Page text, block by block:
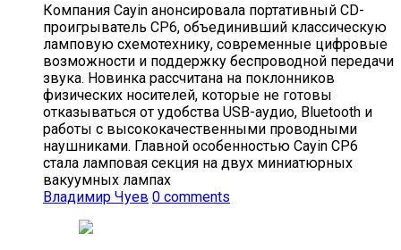
Компания Cayin анонсировала портативный CD-
проигрыватель CP6, объединивший классическую
ламповую схемотехнику, современные цифровые
возможности и поддержку беспроводной передачи
звука. Новинка рассчитана на поклонников
физических носителей, которые не готовы
отказываться от удобства USB-аудио, Bluetooth и
работы с высококачественными проводными
наушниками. Главной особенностью Cayin CP6
стала ламповая секция на двух миниатюрных
вакуумных лампах
Владимир Чуев 0 comments